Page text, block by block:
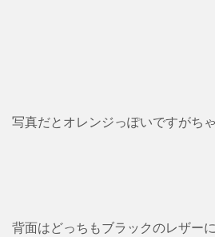
写真だとオレンジっぽいですがちゃ
背面はどっちもブラックのレザー